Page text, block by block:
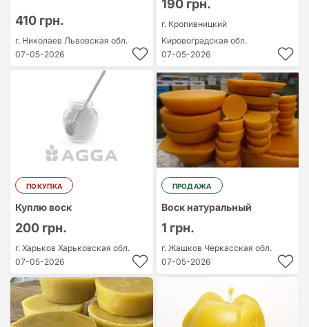
410 грн.
г. Николаев Львовская обл.
07-05-2026
190 грн.
г. Кропивницкий
Кировоградская обл.
07-05-2026
ПОКУПКА
Куплю воск
200 грн.
г. Харьков Харьковская обл.
07-05-2026
ПРОДАЖА
Воск натуральный
1 грн.
г. Жашков Черкасская обл.
07-05-2026